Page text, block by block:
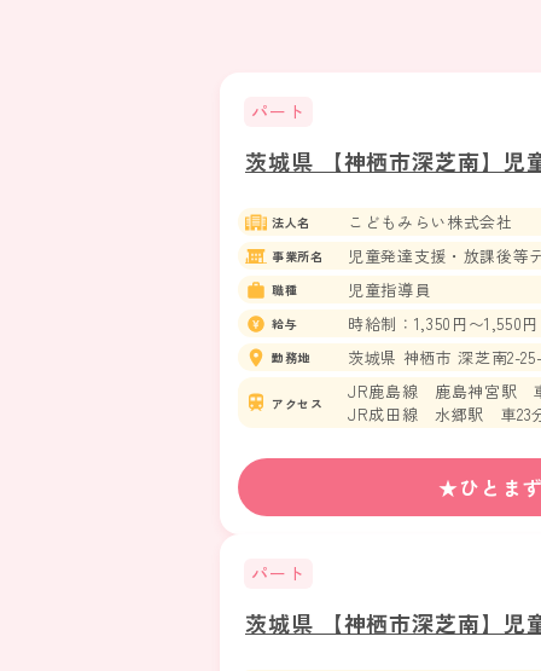
パート
茨城県 【神栖市深芝南】児
法人名 こどもみらい株式会社
事業所名 児童発達支援・放課後
職種 児童指導員
給与 時給制：1,350円〜1,550円
勤務地 茨城県 神栖市 深芝南2-
アクセス
JR鹿島線 鹿島神宮駅
JR成田線 水郷駅 車23
★ひとま
パート
茨城県 【神栖市深芝南】児